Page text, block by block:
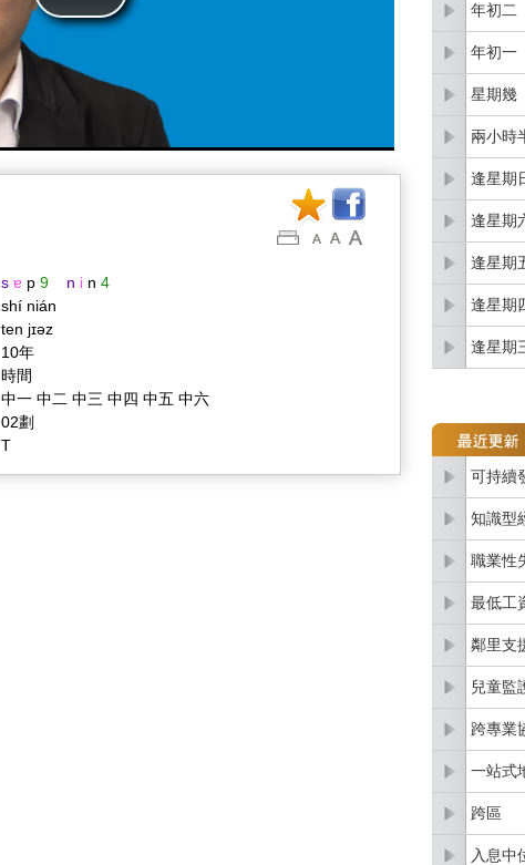
s ɐ p 9 n i n 4
shí nián
ten jɪəz
10年
時間
中一 中二 中三 中四 中五 中六
02劃
T
年初二
年初一
星期幾
兩小時
逢星期
逢星期
逢星期
逢星期
逢星期
可持續
知識型
職業性
最低工
鄰里支
兒童監
跨專業
一站式
跨區
入息中